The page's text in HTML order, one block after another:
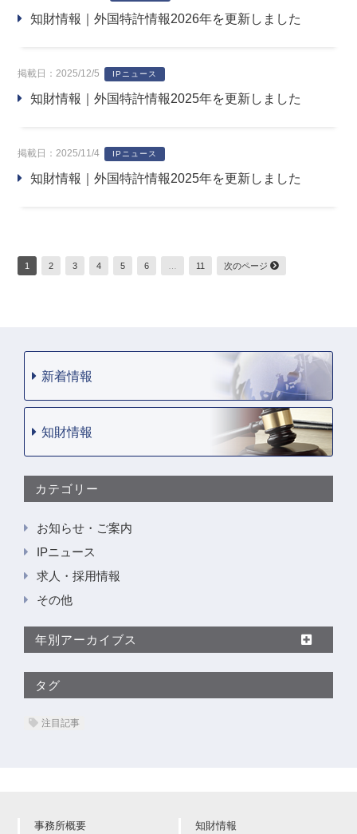
知財情報｜外国特許情報2026年を更新しました
掲載日：2025/12/5 IPニュース
知財情報｜外国特許情報2025年を更新しました
掲載日：2025/11/4 IPニュース
知財情報｜外国特許情報2025年を更新しました
1 2 3 4 5 6 11 次のページ
新着情報
知財情報
カテゴリー
お知らせ・ご案内
IPニュース
求人・採用情報
その他
年別アーカイブス
タグ
注目記事
事務所概要 知財情報